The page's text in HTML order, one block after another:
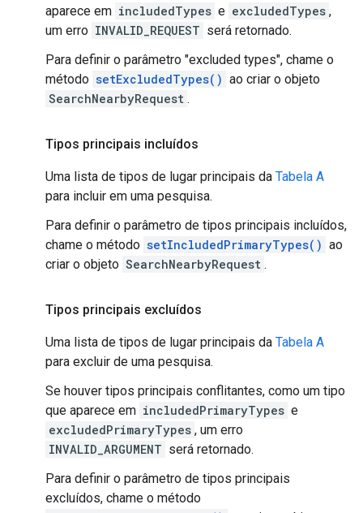
aparece em includedTypes e excludedTypes ,
um erro INVALID_REQUEST será retornado.
Para definir o parâmetro "excluded types", chame o
método setExcludedTypes() ao criar o objeto
SearchNearbyRequest .
Tipos principais incluídos
Uma lista de tipos de lugar principais da Tabela A
para incluir em uma pesquisa.
Para definir o parâmetro de tipos principais incluídos,
chame o método setIncludedPrimaryTypes() ao
criar o objeto SearchNearbyRequest .
Tipos principais excluídos
Uma lista de tipos de lugar principais da Tabela A
para excluir de uma pesquisa.
Se houver tipos principais conflitantes, como um tipo
que aparece em includedPrimaryTypes e
excludedPrimaryTypes , um erro
INVALID_ARGUMENT será retornado.
Para definir o parâmetro de tipos principais
excluídos, chame o método